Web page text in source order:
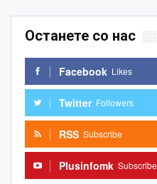
Останете со нас
Facebook Likes
Twitter Followers
RSS Subscribe
Plusinfomk Subscribe